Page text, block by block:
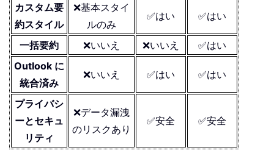
カスタム要
約スタイル
❌基本スタイ
ルのみ
✅はい ✅はい
一括要約 ❌いいえ ❌いいえ
✅はい
Outlook に
統合済み
❌いいえ ✅はい ✅はい
プライバシ
ーとセキュ
リティ
❌データ漏洩
のリスクあり
✅安全 ✅安全